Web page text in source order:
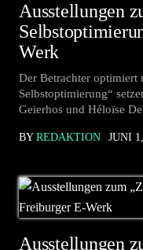
Ausstellungen
Werk
Der Betrachter optimiert
Selbstoptimierung“
Geierhos und Héloïse
BY REDAKTION JUNI
Ausstellungen